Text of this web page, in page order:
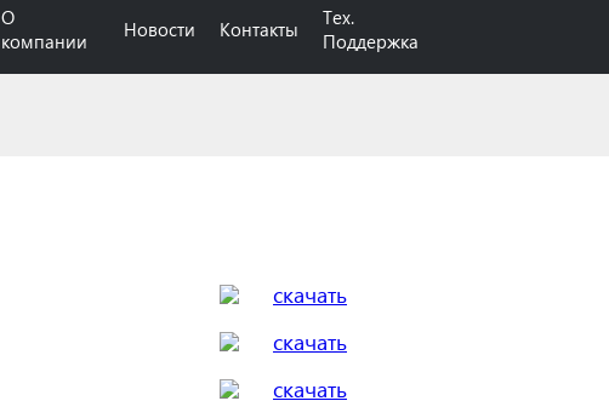
О
компании
Новости Контакты
Тех.
Поддержка
скачать
скачать
скачать